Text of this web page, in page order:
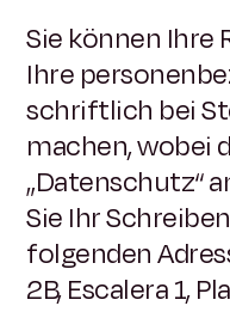
Sie können Ihre
Ihre
schriftlich bei
machen, wobei
„Datenschutz“
Sie Ihr
folgenden
2B, Escalera 1,